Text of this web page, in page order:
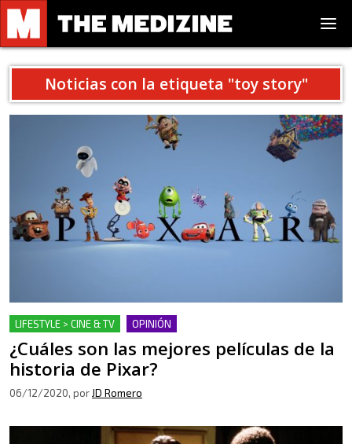
Noticias con la etiqueta "toy story"
LIFESTYLE > CINE & TV OPINIÓN
¿Cuáles son las mejores películas de la
historia de Pixar?
06/12/2020, por JD Romero